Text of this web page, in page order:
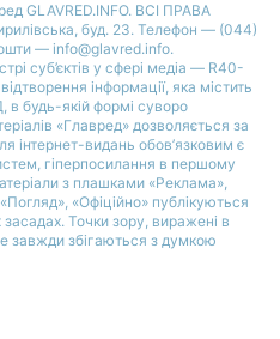
GLAVRED.INFO. ВСІ ПРАВА
буд. 23. Телефон — (044)
— info@glavred.info.
суб’єктів у сфері медіа — R40-
інформації, яка містить
в будь-якій формi суворо
«Главред» дозволяється за
інтернет-видань обов’язковим є
гіперпосилання в першому
з плашками «Реклама»,
«Офіційно» публікуються
Точки зору, виражені в
завжди збігаються з думкою